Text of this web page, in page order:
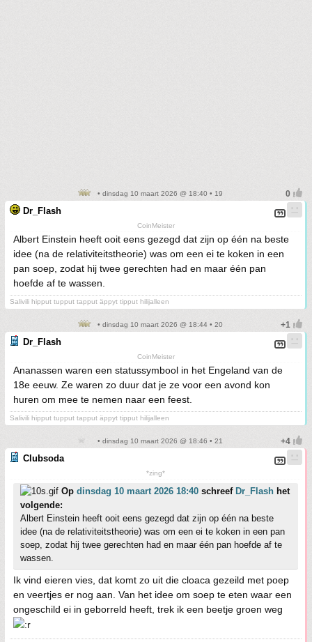
• dinsdag 10 maart 2026 @ 18:40 • 19
Dr_Flash
CoinMeister
Albert Einstein heeft ooit eens gezegd dat zijn op één na beste
idee (na de relativiteitstheorie) was om een ei te koken in een
pan soep, zodat hij twee gerechten had en maar één pan
hoefde af te wassen.
Salivili hipput tupput tapput äppyt tipput hilijalleen
• dinsdag 10 maart 2026 @ 18:44 • 20
Dr_Flash
CoinMeister
Ananassen waren een statussymbool in het Engeland van de
18e eeuw. Ze waren zo duur dat je ze voor een avond kon
huren om mee te nemen naar een feest.
Salivili hipput tupput tapput äppyt tipput hilijalleen
• dinsdag 10 maart 2026 @ 18:46 • 21
Clubsoda
*zing*
Op dinsdag 10 maart 2026 18:40 schreef Dr_Flash het
volgende:
Albert Einstein heeft ooit eens gezegd dat zijn op één na beste
idee (na de relativiteitstheorie) was om een ei te koken in een pan
soep, zodat hij twee gerechten had en maar één pan hoefde af te
wassen.
Ik vind eieren vies, dat komt zo uit die cloaca gezeild met poep
en veertjes er nog aan. Van het idee om soep te eten waar een
ongeschild ei in geborreld heeft, trek ik een beetje groen weg